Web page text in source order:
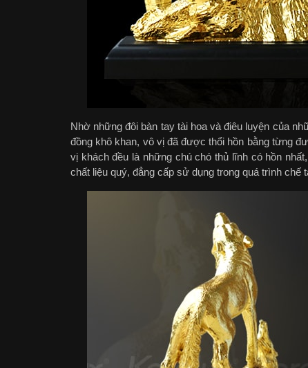
Nhờ những đôi bàn tay tài hoa và điêu luyện của
đồng khô khan, vô vị đã được thổi hồn bằng từng
vị khách đều là những chú chó thủ lĩnh có hồn
chất liệu quý, đẳng cấp sử dụng trong quá trình chế